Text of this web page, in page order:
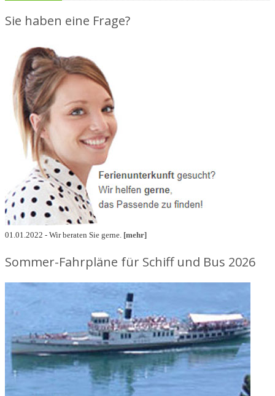
Sie haben eine Frage?
01.01.2022 - Wir beraten Sie gerne. [mehr]
Sommer-Fahrpläne für Schiff und Bus 2026